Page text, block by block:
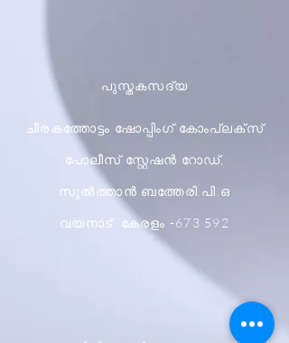
പുസ്തകസദ്യ
ചീരകത്തോട്ടം ഷോപ്പിംഗ് കോംപ്ലക്സ്
പോലീസ് സ്റ്റേഷൻ റോഡ്,
സുൽത്താൻ ബത്തേരി.പി.ഒ
വയനാട്, കേരളം -673 592